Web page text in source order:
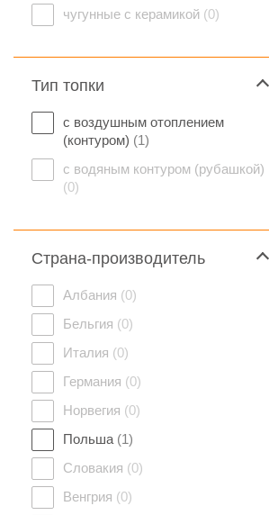
чугунные с керамикой (0)
Тип топки
с воздушным отоплением
(контуром) (1)
с водяным контуром (рубашкой)
(0)
Страна-производитель
Албания (0)
Бельгия (0)
Италия (0)
Германия (0)
Норвегия (0)
Польша (1)
Словакия (0)
Венгрия (0)